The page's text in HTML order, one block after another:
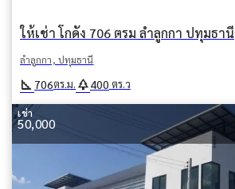
ให้เช่า โกดัง 706 ตรม ลำลูกกา ปทุมธานี
ลำลูกกา, ปทุมธานี
square_foot 706ตร.ม. park400 ตร.ว
เช่า
50,000